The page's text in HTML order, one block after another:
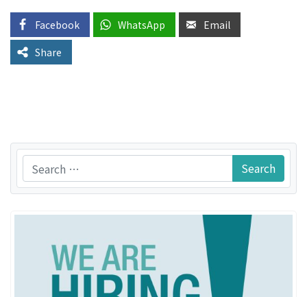
Facebook WhatsApp
Email
Share
Search